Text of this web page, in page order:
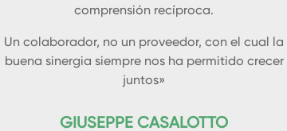
comprensión recíproca.
Un colaborador, no un proveedor, con el cual la
buena sinergia siempre nos ha permitido crecer
juntos»
GIUSEPPE CASALOTTO